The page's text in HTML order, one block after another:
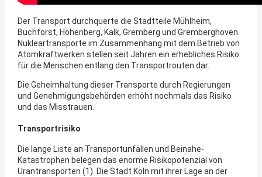
Der Transport durchquerte die Stadtteile Mühlheim,
Buchforst, Höhenberg, Kalk, Gremberg und Gremberghoven.
Nukleartransporte im Zusammenhang mit dem Betrieb von
Atomkraftwerken stellen seit Jahren ein erhebliches Risiko
für die Menschen entlang den Transportrouten dar.
Die Geheimhaltung dieser Transporte durch Regierungen
und Genehmigungsbehörden erhöht nochmals das Risiko
und das Misstrauen.
Transportrisiko
Die lange Liste an Transportunfällen und Beinahe-
Katastrophen belegen das enorme Risikopotenzial von
Urantransporten (1). Die Stadt Köln mit ihrer Lage an der